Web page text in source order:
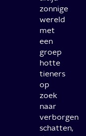
zonnige
wereld
met
een
groep
hotte
tieners
op
zoek
naar
verborgen
schatten,